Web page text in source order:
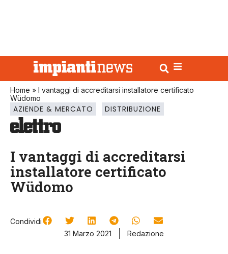
Home » I vantaggi di accreditarsi installatore certificato
Wüdomo
AZIENDE & MERCATO DISTRIBUZIONE
I vantaggi di accreditarsi
installatore certificato
Wüdomo
Condividi
31 Marzo 2021
Redazione